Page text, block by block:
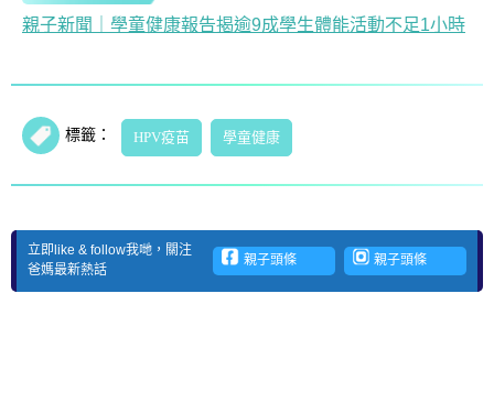
親子新聞｜學童健康報告揭逾9成學生體能活動不足1小時
標籤： HPV疫苗 學童健康
立即like & follow我哋，關注
爸媽最新熱話
親子頭條 親子頭條